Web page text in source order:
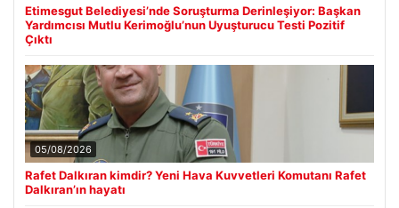
Etimesgut Belediyesi’nde Soruşturma Derinleşiyor: Başkan
Yardımcısı Mutlu Kerimoğlu’nun Uyuşturucu Testi Pozitif
Çıktı
05/08/2026
Rafet Dalkıran kimdir? Yeni Hava Kuvvetleri Komutanı Rafet
Dalkıran’ın hayatı